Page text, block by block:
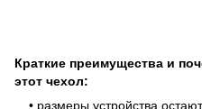
Краткие преимущества и
этот чехол:
• размеры устройства